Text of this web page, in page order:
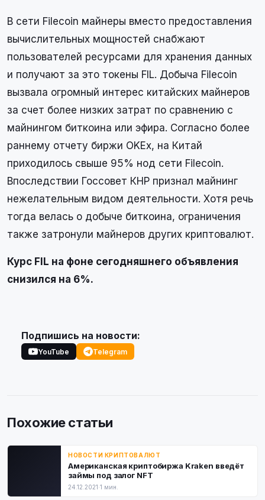
В сети Filecoin майнеры вместо предоставления
вычислительных мощностей снабжают
пользователей ресурсами для хранения данных
и получают за это токены FIL. Добыча Filecoin
вызвала огромный интерес китайских майнеров
за счет более низких затрат по сравнению с
майнингом биткоина или эфира. Согласно более
раннему отчету биржи OKEx, на Китай
приходилось свыше 95% нод сети Filecoin.
Впоследствии Госсовет КНР признал майнинг
нежелательным видом деятельности. Хотя речь
тогда велась о добыче биткоина, ограничения
также затронули майнеров других криптовалют.
Курс FIL на фоне сегодняшнего объявления
снизился на 6%.
Подпишись на новости:
YouTube Telegram
Похожие статьи
НОВОСТИ КРИПТОВАЛЮТ
Aмepикaнcкaя кpиптoбиpжa Kraken ввeдёт
зaймы пoд зaлoг NFT
24.12.2021·1 мин.